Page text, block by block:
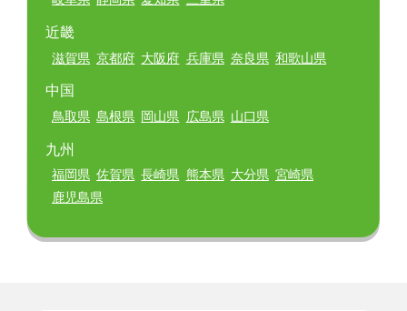
近畿
滋賀県 京都府 大阪府 兵庫県 奈良県 和歌山県
中国
鳥取県 島根県 岡山県 広島県 山口県
九州
福岡県 佐賀県 長崎県 熊本県 大分県 宮崎県
鹿児島県